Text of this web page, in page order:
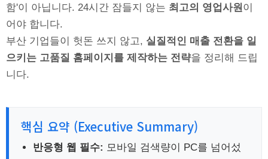
함'이 아닙니다. 24시간 잠들지 않는 최고의 영업사원 이
어야 합니다.
부산 기업들이 헛돈 쓰지 않고, 실질적인 매출 전환을 일
으키는 고품질 홈페이지를 제작하는 전략을 정리해 드립
니다.
핵심 요약 (Executive Summary)
반응형 웹 필수: 모바일 검색량이 PC를 넘어섰